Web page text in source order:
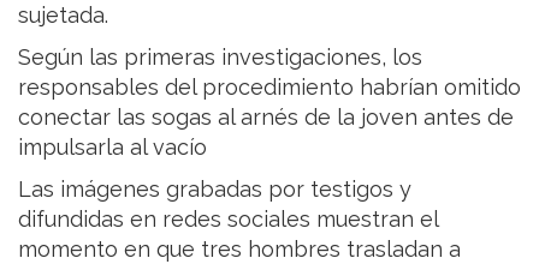
sujetada.
Según las primeras investigaciones, los
responsables del procedimiento habrían omitido
conectar las sogas al arnés de la joven antes de
impulsarla al vacío
Las imágenes grabadas por testigos y
difundidas en redes sociales muestran el
momento en que tres hombres trasladan a